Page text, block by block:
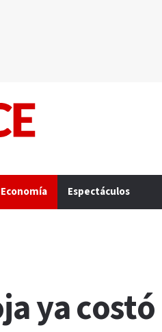
Economía Espectáculos
ya